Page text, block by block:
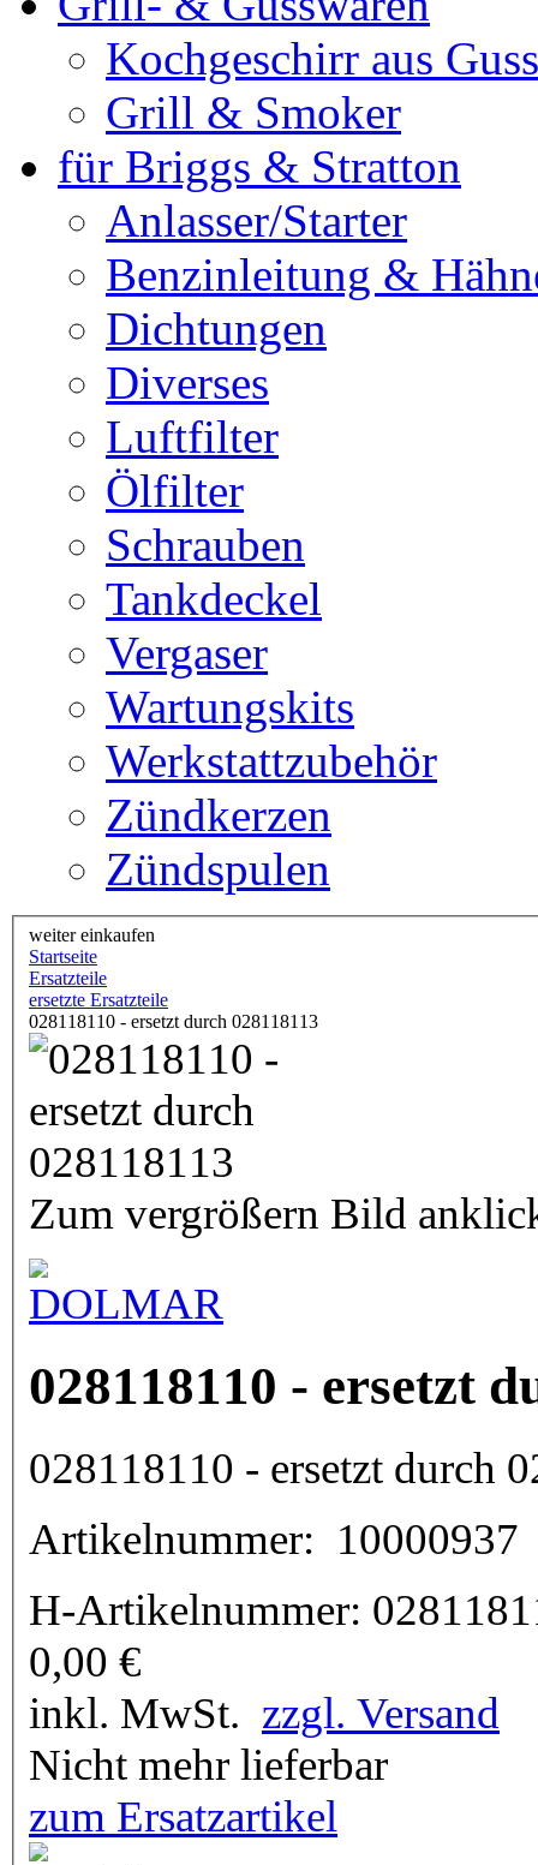
Kochgeschirr aus
Grill & Smoker
für Briggs & Stratton
Anlasser/Starter
Benzinleitung &
Dichtungen
Diverses
Luftfilter
Ölfilter
Schrauben
Tankdeckel
Vergaser
Wartungskits
Werkstattzubehör
Zündkerzen
Zündspulen
weiter einkaufen
Startseite
Ersatzteile
ersetzte Ersatzteile
028118110 - ersetzt durch 028118113
Zum vergrößern Bild
028118110 - ersetzt
028118110 - ersetzt durch
10000937
H-Artikelnummer:
0,00 €
inkl. MwSt. zzgl. Versand
Nicht mehr lieferbar
zum Ersatzartikel